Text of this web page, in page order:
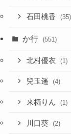
石田桃香 (35)
か行 (551)
北村優衣 (1)
兒玉遥 (4)
来栖りん (1)
川口葵 (2)